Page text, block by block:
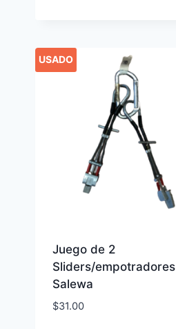
USADO
Juego de 2
Sliders/empotradores
Salewa
$31.00